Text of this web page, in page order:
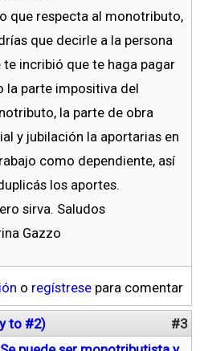
que respecta al monotributo,
que decirle a la persona
te incribió que te haga pagar
la parte impositiva del
la parte de obra
y jubilación la aportarias en
como dependiente, así
los aportes.
sirva. Saludos
Gazzo
o regístrese para comentar
to #2) #3